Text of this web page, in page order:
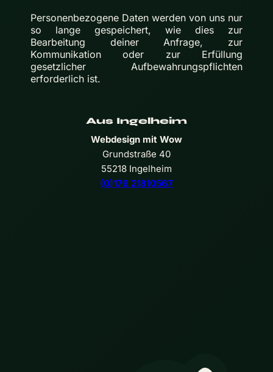
Personenbezogene Daten werden von uns nur
so lange gespeichert, wie dies zur
Bearbeitung deiner Anfrage, zur
Kommunikation oder zur Erfüllung
gesetzlicher Aufbewahrungspflichten
erforderlich ist.
Aus Ingelheim
Webdesign mit Wow
Grundstraße 40
55218 Ingelheim
(0)176 21810567